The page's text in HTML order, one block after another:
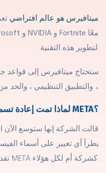
ميتافيرس هو عالم افتراضي
NVIDIA Fortnite معًا
لتطوير هذه التقنية.
ستحتاج ميتافيرس إلى قواعد
، والتطبيق التنظيمي ، والحد من التطرف عبر الإنترنت.
لماذا تمت إعادة تسمية فيسبوك باسم ميتا META؟
قالت الشركة إنها ستوسع الآن
يطرأ أي تغيير على أسماء
تقديم ميتا META كشركة أم لكل هؤلاء.